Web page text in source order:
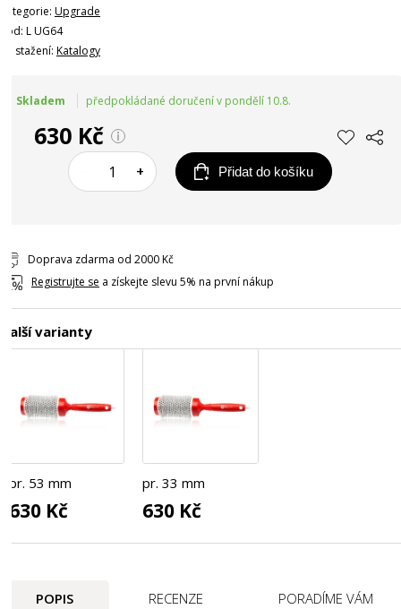
Kategorie: Upgrade
Kód: L UG64
Ke stažení: Katalogy
Skladem předpokládané doručení v pondělí 10.8.
630 Kč
+ Přidat do košíku
Doprava zdarma od 2000 Kč
Registrujte se a získejte slevu 5% na první nákup
Další varianty
pr. 53 mm
630 Kč
pr. 33 mm
630 Kč
POPIS RECENZE PORADÍME VÁM